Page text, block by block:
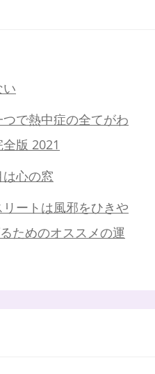
い
つで熱中症の全てがわ
版 2021
心の窓
リートは風邪をひきや
ためのオススメの運